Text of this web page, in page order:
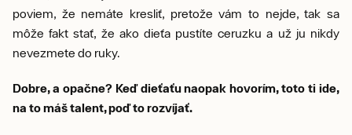
poviem, že nemáte kresliť, pretože vám to nejde, tak sa
môže fakt stať, že ako dieťa pustíte ceruzku a už ju nikdy
nevezmete do ruky.
Dobre, a opačne? Keď dieťaťu naopak hovorím, toto ti ide,
na to máš talent, poď to rozvíjať.